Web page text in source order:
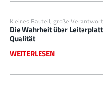
Kleines Bauteil, große
Die Wahrheit über
Qualität
WEITERLESEN